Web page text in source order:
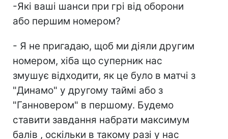
-Які ваші шанси при грі від оборони
або першим номером?
- Я не пригадаю, щоб ми діяли другим
номером, хіба що суперник нас
змушує відходити, як це було в матчі з
"Динамо" у другому таймі або з
"Ганновером" в першому. Будемо
ставити завдання набрати максимум
балів , оскільки в такому разі у нас